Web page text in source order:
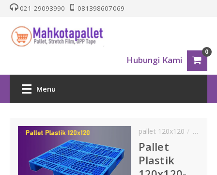
021-29093990 081398607069
Hubungi Kami
0
Menu
PALLET PLASTIK
Nestable
pallet 120x120 pallet
Pallet
Plastik